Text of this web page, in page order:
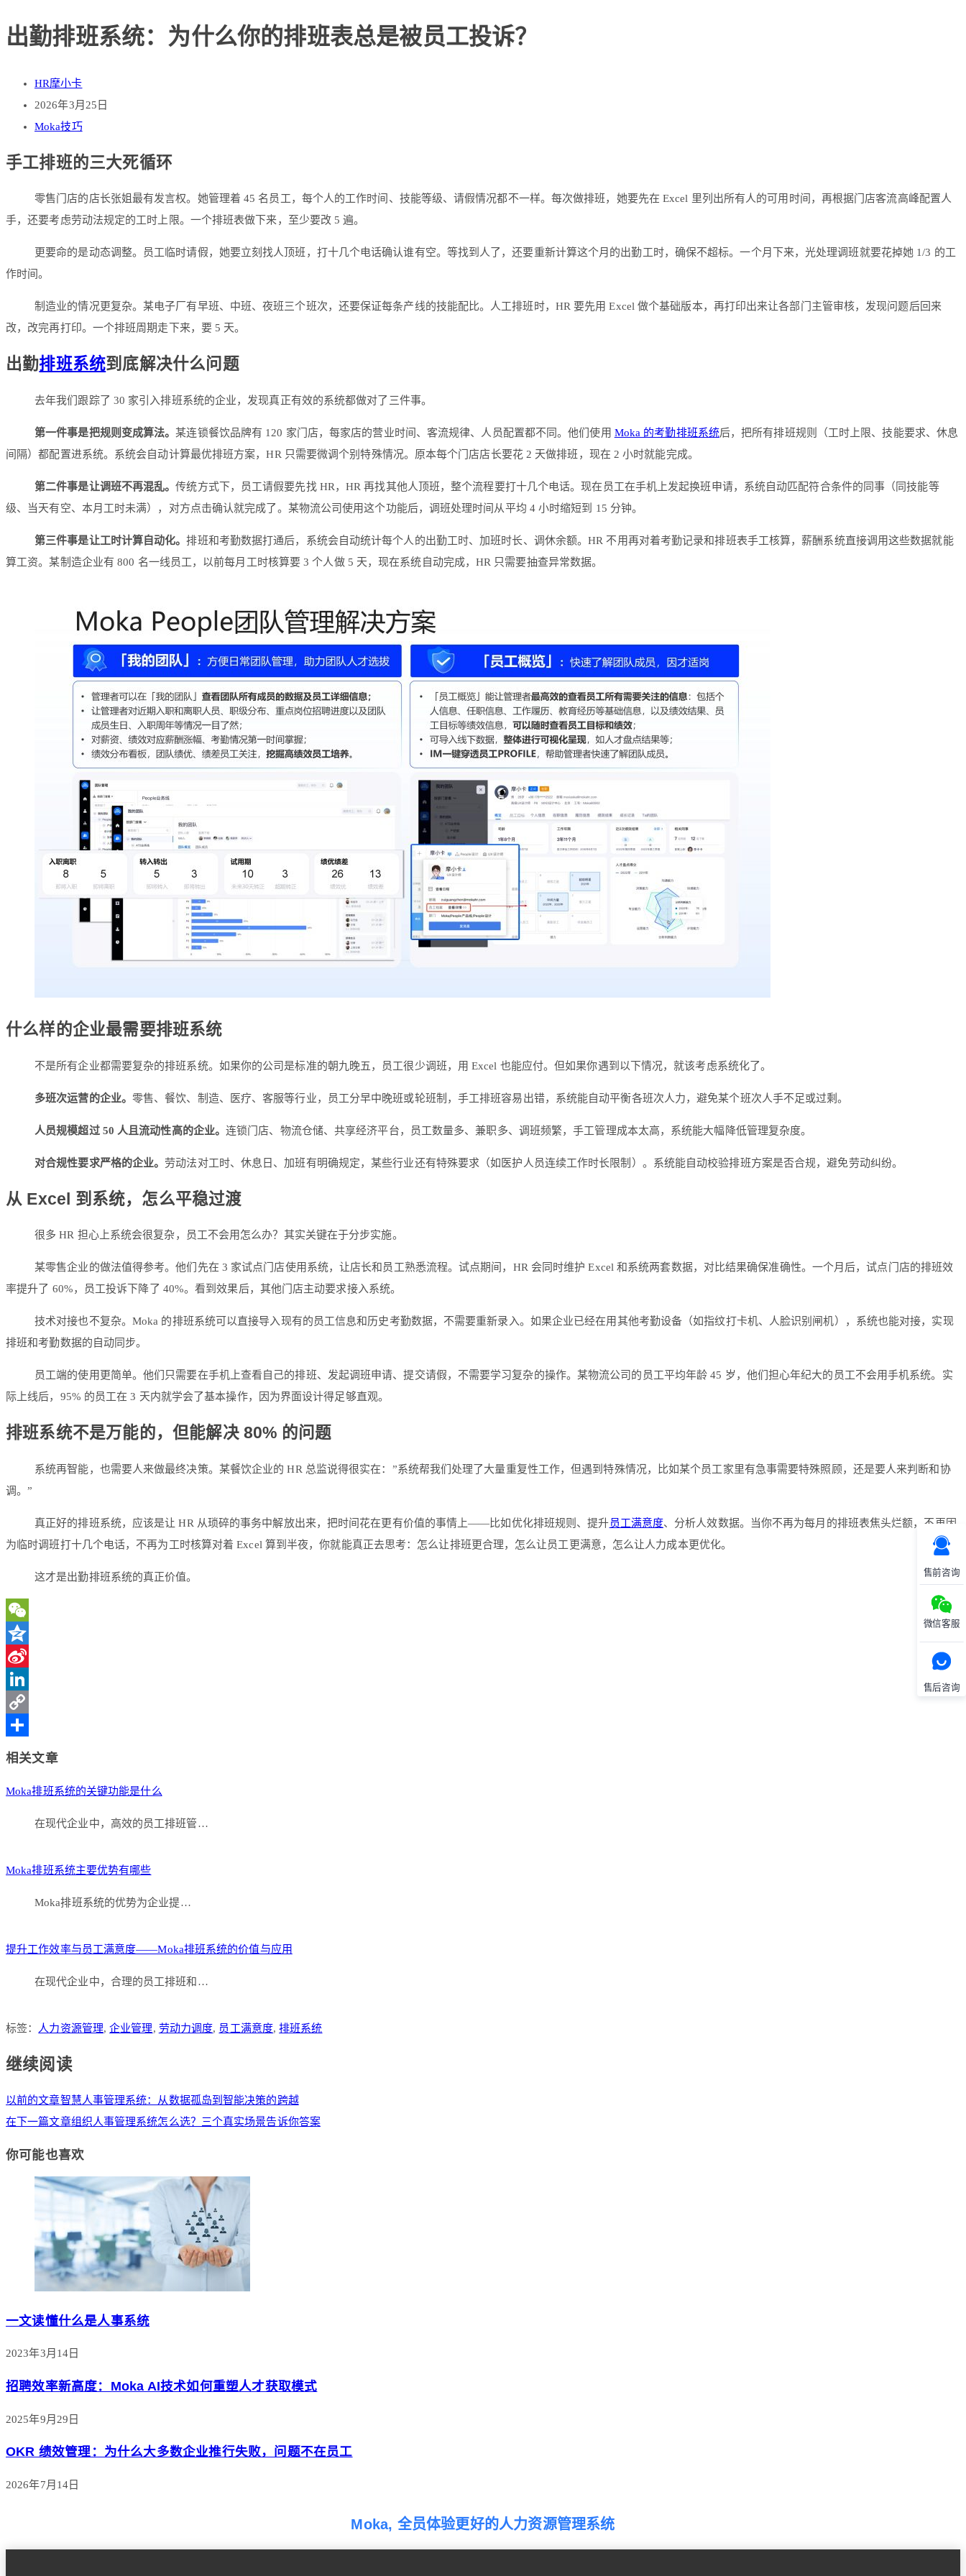
售前咨询
微信客服
售后咨询
出勤排班系统：为什么你的排班表总是被员工投诉？
HR摩小卡
2026年3月25日
Moka技巧
手工排班的三大死循环
零售门店的店长张姐最有发言权。她管理着 45 名员工，每个人的工作时间、技能等级、请假情况都不一样。每次做排班，她要先在 Excel 里列出所有人的可用时间，再根据门店客流高峰配置人
手，还要考虑劳动法规定的工时上限。一个排班表做下来，至少要改 5 遍。
更要命的是动态调整。员工临时请假，她要立刻找人顶班，打十几个电话确认谁有空。等找到人了，还要重新计算这个月的出勤工时，确保不超标。一个月下来，光处理调班就要花掉她 1/3 的工
作时间。
制造业的情况更复杂。某电子厂有早班、中班、夜班三个班次，还要保证每条产线的技能配比。人工排班时，HR 要先用 Excel 做个基础版本，再打印出来让各部门主管审核，发现问题后回来
改，改完再打印。一个排班周期走下来，要 5 天。
出勤排班系统到底解决什么问题
去年我们跟踪了 30 家引入排班系统的企业，发现真正有效的系统都做对了三件事。
第一件事是把规则变成算法。某连锁餐饮品牌有 120 家门店，每家店的营业时间、客流规律、人员配置都不同。他们使用 Moka 的考勤排班系统后，把所有排班规则（工时上限、技能要求、休息
间隔）都配置进系统。系统会自动计算最优排班方案，HR 只需要微调个别特殊情况。原本每个门店店长要花 2 天做排班，现在 2 小时就能完成。
第二件事是让调班不再混乱。传统方式下，员工请假要先找 HR，HR 再找其他人顶班，整个流程要打十几个电话。现在员工在手机上发起换班申请，系统自动匹配符合条件的同事（同技能等
级、当天有空、本月工时未满），对方点击确认就完成了。某物流公司使用这个功能后，调班处理时间从平均 4 小时缩短到 15 分钟。
第三件事是让工时计算自动化。排班和考勤数据打通后，系统会自动统计每个人的出勤工时、加班时长、调休余额。HR 不用再对着考勤记录和排班表手工核算，薪酬系统直接调用这些数据就能
算工资。某制造企业有 800 名一线员工，以前每月工时核算要 3 个人做 5 天，现在系统自动完成，HR 只需要抽查异常数据。
什么样的企业最需要排班系统
不是所有企业都需要复杂的排班系统。如果你的公司是标准的朝九晚五，员工很少调班，用 Excel 也能应付。但如果你遇到以下情况，就该考虑系统化了。
多班次运营的企业。 零售、餐饮、制造、医疗、客服等行业，员工分早中晚班或轮班制，手工排班容易出错，系统能自动平衡各班次人力，避免某个班次人手不足或过剩。
人员规模超过 50 人且流动性高的企业。 连锁门店、物流仓储、共享经济平台，员工数量多、兼职多、调班频繁，手工管理成本太高，系统能大幅降低管理复杂度。
对合规性要求严格的企业。 劳动法对工时、休息日、加班有明确规定，某些行业还有特殊要求（如医护人员连续工作时长限制）。系统能自动校验排班方案是否合规，避免劳动纠纷。
从 Excel 到系统，怎么平稳过渡
很多 HR 担心上系统会很复杂，员工不会用怎么办？其实关键在于分步实施。
某零售企业的做法值得参考。他们先在 3 家试点门店使用系统，让店长和员工熟悉流程。试点期间，HR 会同时维护 Excel 和系统两套数据，对比结果确保准确性。一个月后，试点门店的排班效
率提升了 60%，员工投诉下降了 40%。看到效果后，其他门店主动要求接入系统。
技术对接也不复杂。Moka 的排班系统可以直接导入现有的员工信息和历史考勤数据，不需要重新录入。如果企业已经在用其他考勤设备（如指纹打卡机、人脸识别闸机），系统也能对接，实现
排班和考勤数据的自动同步。
员工端的使用更简单。他们只需要在手机上查看自己的排班、发起调班申请、提交请假，不需要学习复杂的操作。某物流公司的员工平均年龄 45 岁，他们担心年纪大的员工不会用手机系统。实
际上线后，95% 的员工在 3 天内就学会了基本操作，因为界面设计得足够直观。
排班系统不是万能的，但能解决 80% 的问题
系统再智能，也需要人来做最终决策。某餐饮企业的 HR 总监说得很实在：”系统帮我们处理了大量重复性工作，但遇到特殊情况，比如某个员工家里有急事需要特殊照顾，还是要人来判断和协
调。”
真正好的排班系统，应该是让 HR 从琐碎的事务中解放出来，把时间花在更有价值的事情上——比如优化排班规则、提升员工满意度、分析人效数据。当你不再为每月的排班表焦头烂额，不再因
为临时调班打十几个电话，不再为工时核算对着 Excel 算到半夜，你就能真正去思考：怎么让排班更合理，怎么让员工更满意，怎么让人力成本更优化。
这才是出勤排班系统的真正价值。
WeChat
Qzone
Sina
Weibo
LinkedIn
Copy
相关文章
Moka排班系统的关键功能是什么
在现代企业中，高效的员工排班管…
Moka排班系统主要优势有哪些
Moka排班系统的优势为企业提…
提升工作效率与员工满意度——Moka排班系统的价值与应用
在现代企业中，合理的员工排班和…
标签： 人力资源管理,企业管理, 劳动力调度, 员工满意度,排班系统
继续阅读
以前的文章智慧人事管理系统：从数据孤岛到智能决策的跨越
在下一篇文章组织人事管理系统怎么选？三个真实场景告诉你答案
你可能也喜欢
一文读懂什么是人事系统
2023年3月14日
招聘效率新高度：Moka AI技术如何重塑人才获取模式
2025年9月29日
OKR 绩效管理：为什么大多数企业推行失败，问题不在员工
2026年7月14日
Moka, 全员体验更好的人力资源管理系统